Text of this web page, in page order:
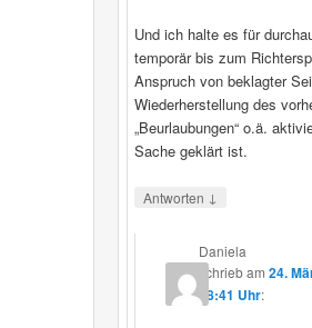
Und ich halte es für
temporär bis zum
Anspruch von beklagter
Wiederherstellung des
„Beurlaubungen“ o.ä.
Sache geklärt ist.
Antworten ↓
Daniela
schriebam 24.
08:41 Uhr: